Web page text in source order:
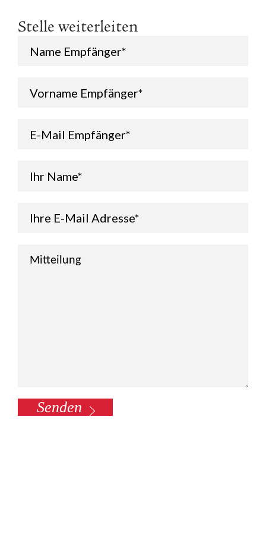
Stelle weiterleiten
Senden